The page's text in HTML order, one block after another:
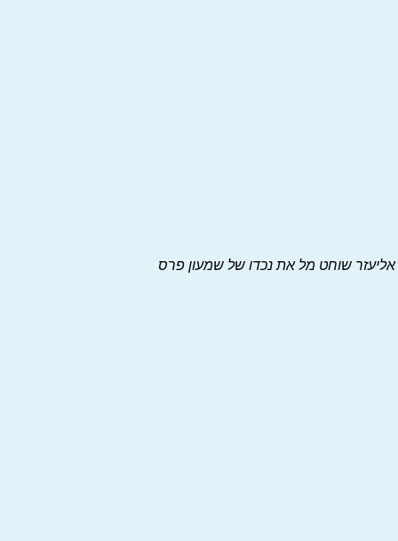
וולפסון וראש החוג
אליעזר שוחט מל את נכדו של שמעון פרס